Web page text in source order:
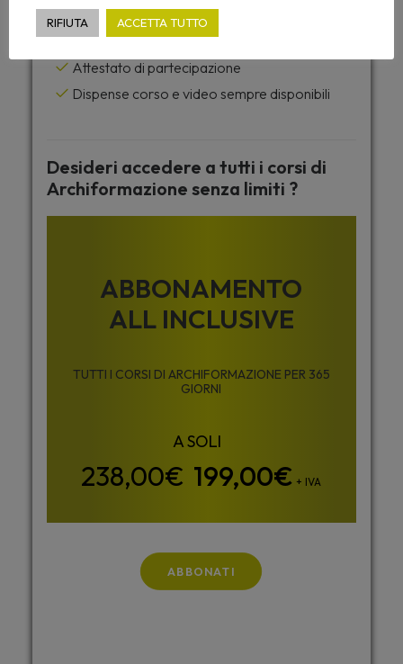
Caricamento automatico dei CFP
Accesso da tutti i dispositivi
Attestato di partecipazione
Dispense corso e video sempre disponibili
Desideri accedere a tutti i corsi di
Archiformazione senza limiti ?
ABBONAMENTO
ALL INCLUSIVE
TUTTI I CORSI DI ARCHIFORMAZIONE PER 365
GIORNI
199,00€ + IVA
ABBONATI
RIFIUTA ACCETTA TUTTO